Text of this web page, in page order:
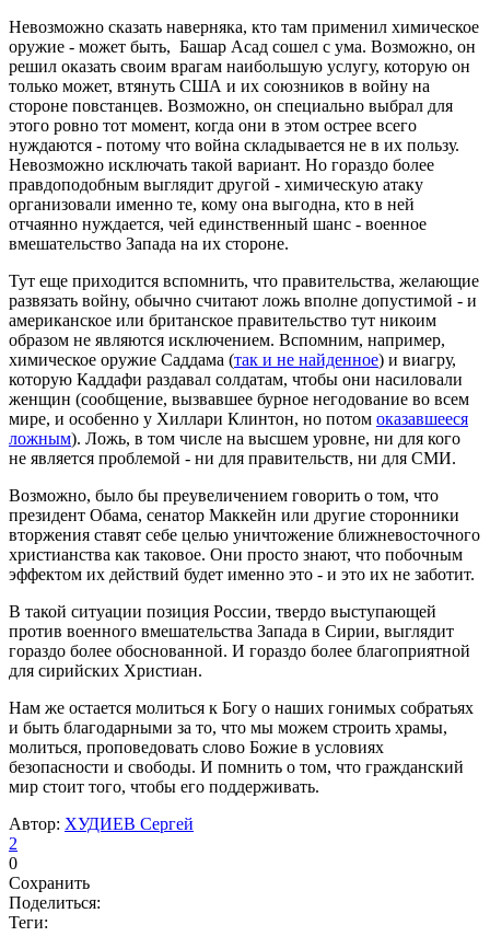
Невозможно сказать наверняка, кто там применил химическое
оружие - может быть, Башар Асад сошел с ума. Возможно, он
решил оказать своим врагам наибольшую услугу, которую он
только может, втянуть США и их союзников в войну на
стороне повстанцев. Возможно, он специально выбрал для
этого ровно тот момент, когда они в этом острее всего
нуждаются - потому что война складывается не в их пользу.
Невозможно исключать такой вариант. Но гораздо более
правдоподобным выглядит другой - химическую атаку
организовали именно те, кому она выгодна, кто в ней
отчаянно нуждается, чей единственный шанс - военное
вмешательство Запада на их стороне.
Тут еще приходится вспомнить, что правительства, желающие
развязать войну, обычно считают ложь вполне допустимой - и
американское или британское правительство тут никоим
образом не являются исключением. Вспомним, например,
химическое оружие Саддама (так и не найденное) и виагру,
которую Каддафи раздавал солдатам, чтобы они насиловали
женщин (сообщение, вызвавшее бурное негодование во всем
мире, и особенно у Хиллари Клинтон, но потом оказавшееся
ложным). Ложь, в том числе на высшем уровне, ни для кого
не является проблемой - ни для правительств, ни для СМИ.
Возможно, было бы преувеличением говорить о том, что
президент Обама, сенатор Маккейн или другие сторонники
вторжения ставят себе целью уничтожение ближневосточного
христианства как таковое. Они просто знают, что побочным
эффектом их действий будет именно это - и это их не заботит.
В такой ситуации позиция России, твердо выступающей
против военного вмешательства Запада в Сирии, выглядит
гораздо более обоснованной. И гораздо более благоприятной
для сирийских Христиан.
Нам же остается молиться к Богу о наших гонимых собратьях
и быть благодарными за то, что мы можем строить храмы,
молиться, проповедовать слово Божие в условиях
безопасности и свободы. И помнить о том, что гражданский
мир стоит того, чтобы его поддерживать.
Автор: ХУДИЕВ Сергей
2
0
Сохранить
Поделиться:
Теги: